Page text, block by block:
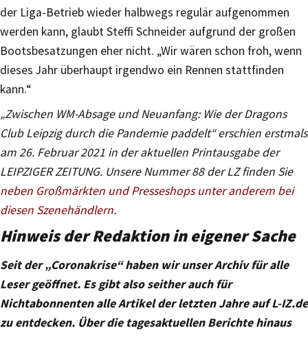
der Liga-Betrieb wieder halbwegs regulär aufgenommen
werden kann, glaubt Steffi Schneider aufgrund der großen
Bootsbesatzungen eher nicht. „Wir wären schon froh, wenn
dieses Jahr überhaupt irgendwo ein Rennen stattfinden
kann.“
„Zwischen WM-Absage und Neuanfang: Wie der Dragons
Club Leipzig durch die Pandemie paddelt“ erschien erstmals
am 26. Februar 2021 in der aktuellen Printausgabe der
LEIPZIGER ZEITUNG. Unsere Nummer 88 der LZ finden Sie
neben Großmärkten und Presseshops unter anderem bei
diesen Szenehändlern.
Hinweis der Redaktion in eigener Sache
Seit der „Coronakrise“ haben wir unser Archiv für alle
Leser geöffnet. Es gibt also seither auch für
Nichtabonnenten alle Artikel der letzten Jahre auf L-IZ.de
zu entdecken. Über die tagesaktuellen Berichte hinaus